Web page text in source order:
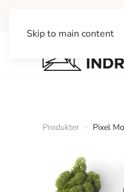
Skip to main content
Vi indretter
Produkter Pixel